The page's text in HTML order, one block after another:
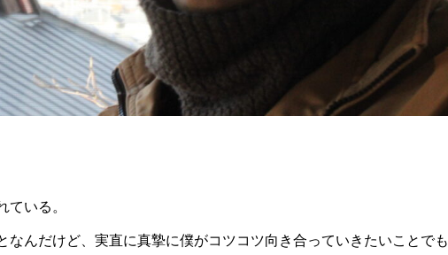
ている。
なんだけど、実直に真摯に僕がコツコツ向き合っていきたいことでも